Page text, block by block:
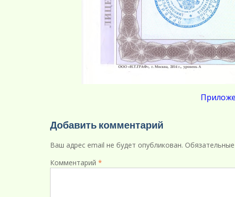
Добавить комментарий
Ваш адрес email не будет опубликован.
Комментарий *